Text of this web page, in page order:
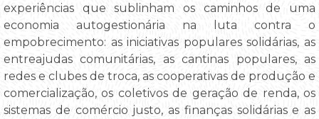
experiências que sublinham os caminhos de uma
economia autogestionária na luta contra o
empobrecimento: as iniciativas populares solidárias, as
entreajudas comunitárias, as cantinas populares, as
redes e clubes de troca, as cooperativas de produção e
comercialização, os coletivos de geração de renda, os
sistemas de comércio justo, as finanças solidárias e as